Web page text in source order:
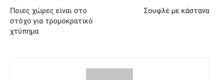
Ποιες χώρες είναι στο
στόχο για τρομοκρατικό
χτύπημα
Σουφλέ με κάστανα